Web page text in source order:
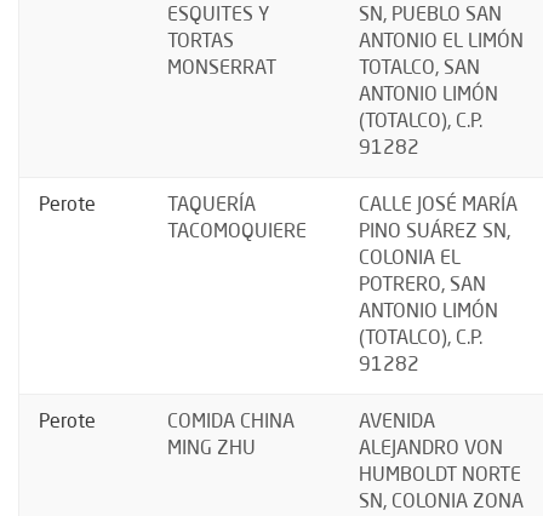
ESQUITES Y
TORTAS
MONSERRAT
SN, PUEBLO SAN
ANTONIO EL LIMÓN
TOTALCO, SAN
ANTONIO LIMÓN
(TOTALCO), C.P.
91282
Perote
TAQUERÍA
TACOMOQUIERE
CALLE JOSÉ MARÍA
PINO SUÁREZ SN,
COLONIA EL
POTRERO, SAN
ANTONIO LIMÓN
(TOTALCO), C.P.
91282
Perote
COMIDA CHINA
MING ZHU
AVENIDA
ALEJANDRO VON
HUMBOLDT NORTE
SN, COLONIA ZONA